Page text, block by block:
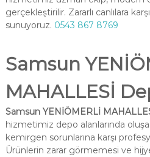
gerçekleştirilir. Zararlı canlılara
sunuyoruz. 0543 867 8769
Samsun
MAHALLESİ
Samsun YENİÖMERLİ
hizmetimiz depo alanlarında
kemirgen sorunlarına karşı
Ürünlerin zarar görmemesi ve